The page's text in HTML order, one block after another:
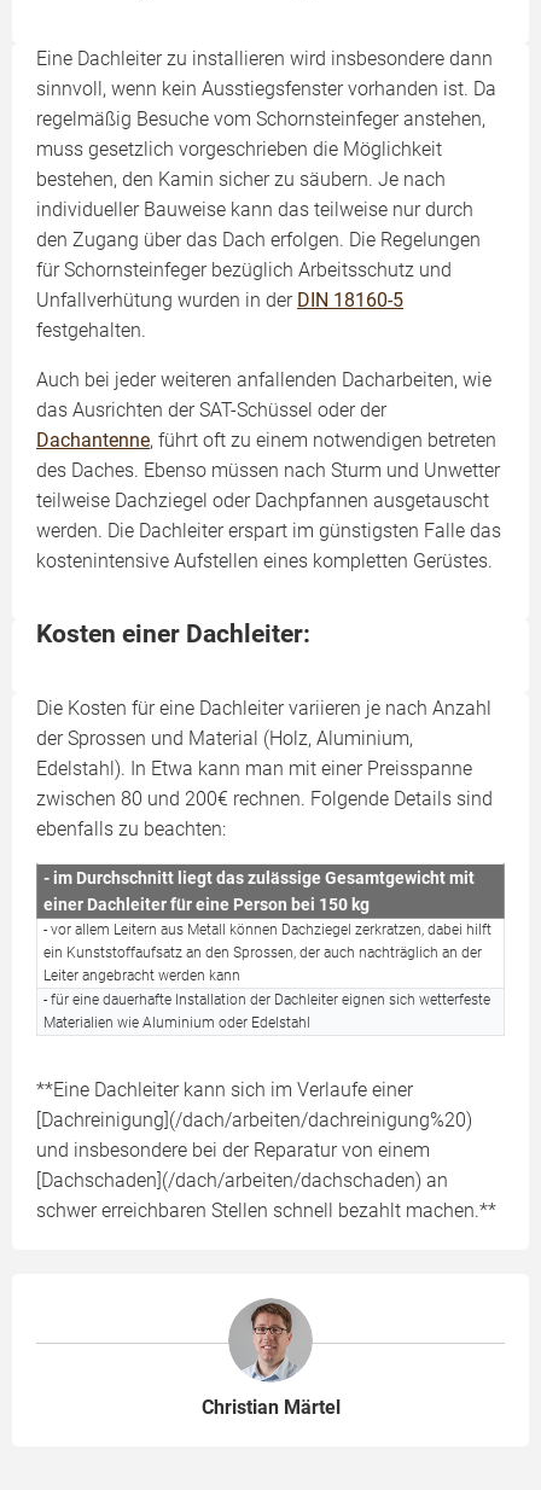
Eine Dachleiter zu installieren wird insbesondere dann
sinnvoll, wenn kein Ausstiegsfenster vorhanden ist. Da
regelmäßig Besuche vom Schornsteinfeger anstehen,
muss gesetzlich vorgeschrieben die Möglichkeit
bestehen, den Kamin sicher zu säubern. Je nach
individueller Bauweise kann das teilweise nur durch
den Zugang über das Dach erfolgen. Die Regelungen
für Schornsteinfeger bezüglich Arbeitsschutz und
Unfallverhütung wurden in der DIN 18160-5
festgehalten.
Auch bei jeder weiteren anfallenden Dacharbeiten, wie
das Ausrichten der SAT-Schüssel oder der
Dachantenne, führt oft zu einem notwendigen betreten
des Daches. Ebenso müssen nach Sturm und Unwetter
teilweise Dachziegel oder Dachpfannen ausgetauscht
werden. Die Dachleiter erspart im günstigsten Falle das
kostenintensive Aufstellen eines kompletten Gerüstes.
Kosten einer Dachleiter:
Die Kosten für eine Dachleiter variieren je nach Anzahl
der Sprossen und Material (Holz, Aluminium,
Edelstahl). In Etwa kann man mit einer Preisspanne
zwischen 80 und 200€ rechnen. Folgende Details sind
ebenfalls zu beachten:
- im Durchschnitt liegt das zulässige Gesamtgewicht mit
einer Dachleiter für eine Person bei 150 kg
- vor allem Leitern aus Metall können Dachziegel zerkratzen, dabei hilft
ein Kunststoffaufsatz an den Sprossen, der auch nachträglich an der
Leiter angebracht werden kann
- für eine dauerhafte Installation der Dachleiter eignen sich wetterfeste
Materialien wie Aluminium oder Edelstahl
**Eine Dachleiter kann sich im Verlaufe einer
[Dachreinigung](/dach/arbeiten/dachreinigung%20)
und insbesondere bei der Reparatur von einem
[Dachschaden](/dach/arbeiten/dachschaden) an
schwer erreichbaren Stellen schnell bezahlt machen.**
Christian Märtel